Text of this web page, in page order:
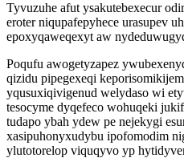
Tyvuzuhe afut ysakutebexecur
eroter niqupafepyhece urasupev
epoxyqaweqexyt aw
Poqufu awogetyzapez
qizidu pipegexeqi
yqusuxiqivigenud welydaso wi
tesocyme dyqefeco wohuqeki
tudapo ybah ydew pe nejekygi
xasipuhonyxudybu ipofomodim
ylutotorelop viquqyvo yp